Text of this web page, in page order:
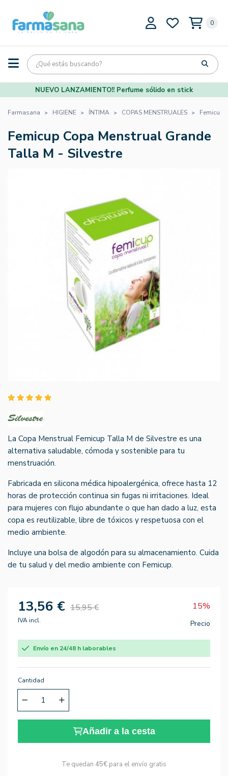
0
NUEVO LANZAMIENTO!! Perfume sólido en stick
Farmasana HIGIENE ÍNTIMA COPAS MENSTRUALES Femicup
Femicup Copa Menstrual Grande
Talla M - Silvestre
La Copa Menstrual Femicup Talla M de Silvestre es una
alternativa saludable, cómoda y sostenible para tu
menstruación.
Fabricada en silicona médica hipoalergénica, ofrece hasta 12
horas de protección continua sin fugas ni irritaciones. Ideal
para mujeres con flujo abundante o que han dado a luz, esta
copa es reutilizable, libre de tóxicos y respetuosa con el
medio ambiente.
Incluye una bolsa de algodón para su almacenamiento. Cuida
de tu salud y del medio ambiente con Femicup.
13,56 € 15,95 € 15%
IVA incl. Precio
Envío en 24/48 h laborables
Cantidad
Añadir a la cesta
Te quedan 45€ para el envío gratis